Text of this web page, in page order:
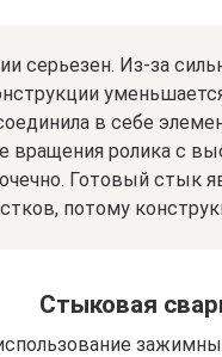
серьезен. Из-за
в себе
вращения ролика с
Готовый стык
потому
Стыковая